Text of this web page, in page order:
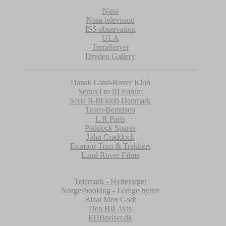
Nasa
Nasa television
ISS observation
ULA
TerraServer
Dryden Gallery
Dansk Land-Rover Klub
Series I to III Forum
Serie II-III klub Danmark
Team-Bertelsen
L R Parts
Paddock Spares
John Craddock
Exmoor Trim & Trakkers
Land Rover Films
Telemark - Hyttetorget
Norgesbooking - Ledige hytter
Blaat Men Godt
Den Blå Avis
EDBpriser.dk